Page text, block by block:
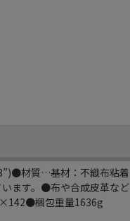
材質…基材：不織布粘着
ます。●布や合成皮革など
梱包重量1636g